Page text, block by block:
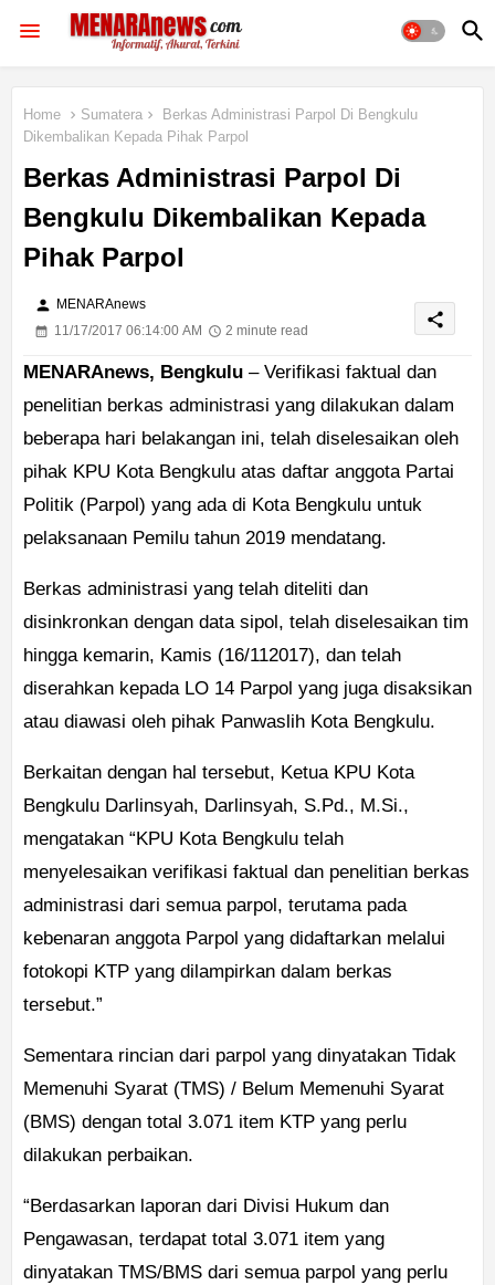
Home Sumatera
Berkas Administrasi Parpol Di Bengkulu
Dikembalikan Kepada Pihak Parpol
Berkas Administrasi Parpol Di
Bengkulu Dikembalikan Kepada
Pihak Parpol
person MENARAnews
11/17/2017 06:14:00 AM
2 minute read
share
MENARAnews, Bengkulu – Verifikasi faktual dan
penelitian berkas administrasi yang dilakukan dalam
beberapa hari belakangan ini, telah diselesaikan oleh
pihak KPU Kota Bengkulu atas daftar anggota Partai
Politik (Parpol) yang ada di Kota Bengkulu untuk
pelaksanaan Pemilu tahun 2019 mendatang.
Berkas administrasi yang telah diteliti dan
disinkronkan dengan data sipol, telah diselesaikan tim
hingga kemarin, Kamis (16/112017), dan telah
diserahkan kepada LO 14 Parpol yang juga disaksikan
atau diawasi oleh pihak Panwaslih Kota Bengkulu.
Berkaitan dengan hal tersebut, Ketua KPU Kota
Bengkulu Darlinsyah, Darlinsyah, S.Pd., M.Si.,
mengatakan “KPU Kota Bengkulu telah
menyelesaikan verifikasi faktual dan penelitian berkas
administrasi dari semua parpol, terutama pada
kebenaran anggota Parpol yang didaftarkan melalui
fotokopi KTP yang dilampirkan dalam berkas
tersebut.”
Sementara rincian dari parpol yang dinyatakan Tidak
Memenuhi Syarat (TMS) / Belum Memenuhi Syarat
(BMS) dengan total 3.071 item KTP yang perlu
dilakukan perbaikan.
“Berdasarkan laporan dari Divisi Hukum dan
Pengawasan, terdapat total 3.071 item yang
dinyatakan TMS/BMS dari semua parpol yang perlu